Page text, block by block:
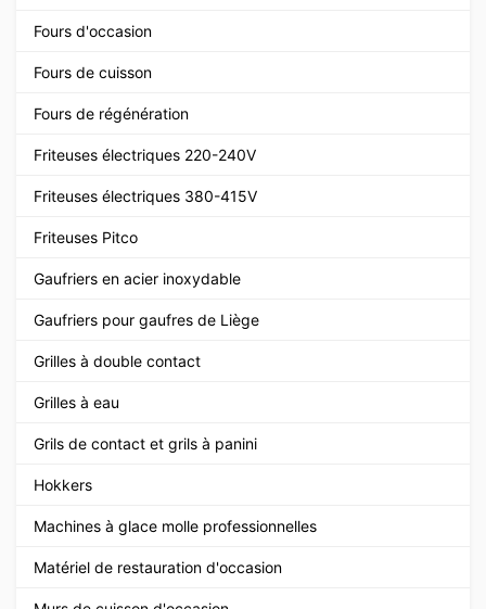
Fours d'occasion
Fours de cuisson
Fours de régénération
Friteuses électriques 220-240V
Friteuses électriques 380-415V
Friteuses Pitco
Gaufriers en acier inoxydable
Gaufriers pour gaufres de Liège
Grilles à double contact
Grilles à eau
Grils de contact et grils à panini
Hokkers
Machines à glace molle professionnelles
Matériel de restauration d'occasion